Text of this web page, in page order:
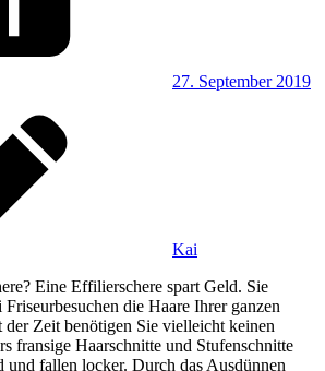
27. September 2019
Kai
Eine Effilierschere spart Geld. Sie
die Haare Ihrer ganzen
Zeit benötigen Sie vielleicht keinen
fransige Haarschnitte und Stufenschnitte
und fallen locker. Durch das Ausdünnen